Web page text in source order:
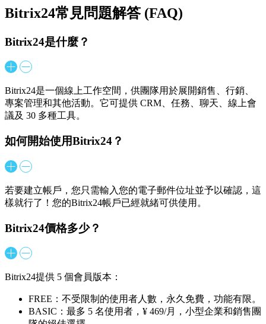
Bitrix24常見問題解答 (FAQ)
Bitrix24是什麼？
Bitrix24是一個線上工作空間，供團隊用於展開銷售、行銷、
專案管理和其他活動。它可提供 CRM、任務、聊天、線上會
議及 30 多種工具。
如何開始使用Bitrix24？
若要建立帳戶，您只需輸入您的電子郵件位址並予以確認，這
樣就行了！您的Bitrix24帳戶已經就緒可供使用。
Bitrix24價格多少？
Bitrix24提供 5 個會員版本：
FREE：不受限制的使用者人數，永久免費，功能有限。
BASIC：最多 5 名使用者， ¥ 469/月
，小型企業和銷售團